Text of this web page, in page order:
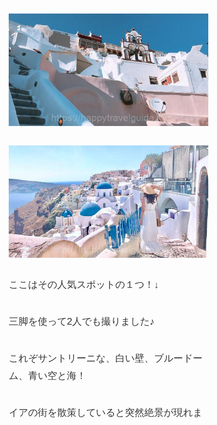
ここはその人気スポットの１つ！↓
三脚を使って2人でも撮りました♪
これぞサントリーニな、白い壁、ブルードー
ム、青い空と海！
イアの街を散策していると突然絶景が現れま